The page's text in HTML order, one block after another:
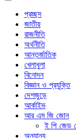
প্রচ্ছদ
জাতীয়
রাজনীতি
অর্থনীতি
আন্তর্জাতিক
খেলাধুলা
বিনোদন
বিজ্ঞান ও প্রযুক্তি
দেশজুড়ে
আর্কাইভ
আর এম জি জোন
ই পি জেড
অন্যান্য